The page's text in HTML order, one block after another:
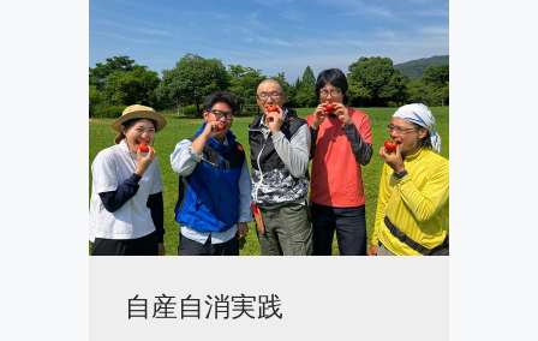
自産自消実践